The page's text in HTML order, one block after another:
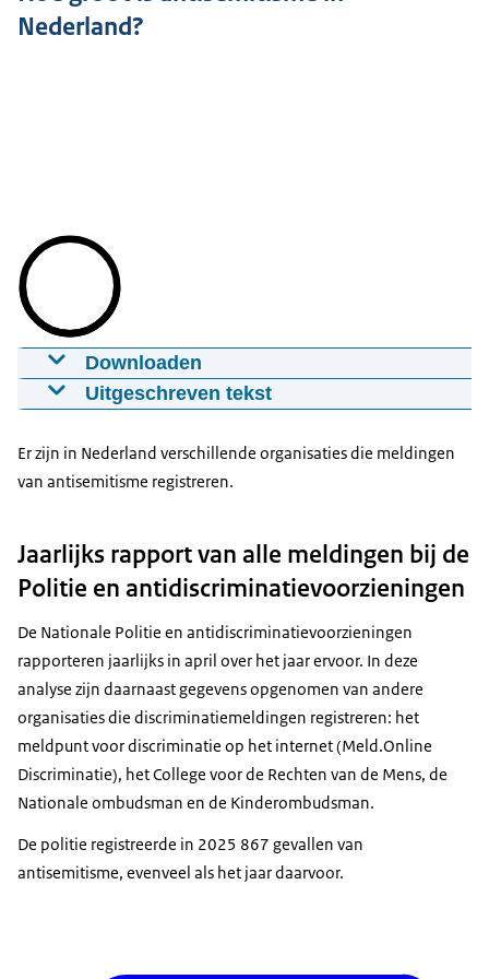
Nederland?
Downloaden
Hoe groot is antisemitisme in Nederland?
Download
srt2 KB
Download
Uitgeschreven tekst
Voice-over:
Wat weet jij over antisemitisme? In deze
vragen.
Beeldbeschrijving:
Voice-over:
Zoals: wat is antisemitisme en hoe herken je het?
De titelslide. Rijkslint: Nationaal Coördinator
Veiligheid.
Voice-over:
Er zijn in Nederland verschillende organisaties die meldingen
van antisemitisme registreren.
Jaarlijks rapport van alle meldingen bij de
Politie en antidiscriminatievoorzieningen
De Nationale Politie en antidiscriminatievoorzieningen
rapporteren jaarlijks in april over het jaar ervoor. In deze
analyse zijn daarnaast gegevens opgenomen van andere
organisaties die discriminatiemeldingen registreren: het
meldpunt voor discriminatie op het internet (Meld.Online
Discriminatie), het College voor de Rechten van de Mens, de
Nationale ombudsman en de Kinderombudsman.
De politie registreerde in 2025 867 gevallen van
antisemitisme, evenveel als het jaar daarvoor.